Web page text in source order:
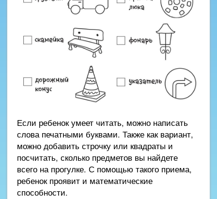
Если ребенок умеет читать, можно написать
слова печатными буквами. Также как вариант,
можно добавить строчку или квадраты и
посчитать, сколько предметов вы найдете
всего на прогулке. С помощью такого приема,
ребенок проявит и математические
способности.